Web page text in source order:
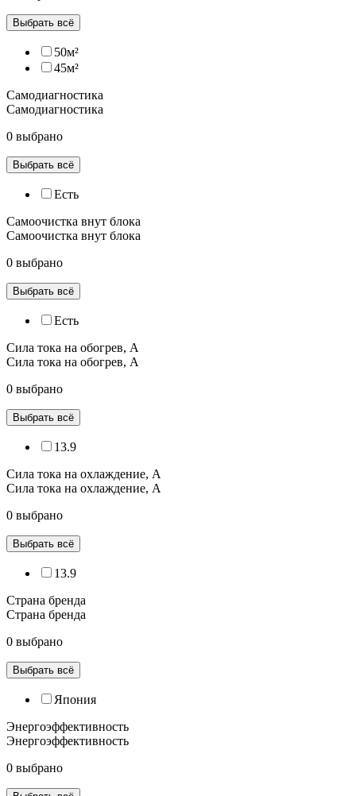
Выбрать всё
50м²
45м²
Самодиагностика
Самодиагностика
0 выбрано
Выбрать всё
Есть
Самоочистка внут блока
Самоочистка внут блока
0 выбрано
Выбрать всё
Есть
Сила тока на обогрев, А
Сила тока на обогрев, А
0 выбрано
Выбрать всё
13.9
Сила тока на охлаждение, А
Сила тока на охлаждение, А
0 выбрано
Выбрать всё
13.9
Страна бренда
Страна бренда
0 выбрано
Выбрать всё
Япония
Энергоэффективность
Энергоэффективность
0 выбрано